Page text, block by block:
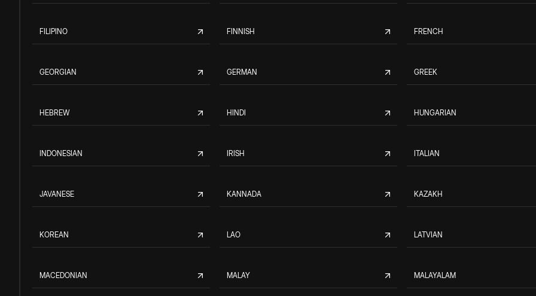
FILIPINO FINNISH FRENCH
GEORGIAN GERMAN GREEK
HEBREW HINDI HUNGARIAN
INDONESIAN IRISH ITALIAN
JAVANESE KANNADA KAZAKH
KOREAN LAO LATVIAN
MACEDONIAN MALAY MALAYALAM